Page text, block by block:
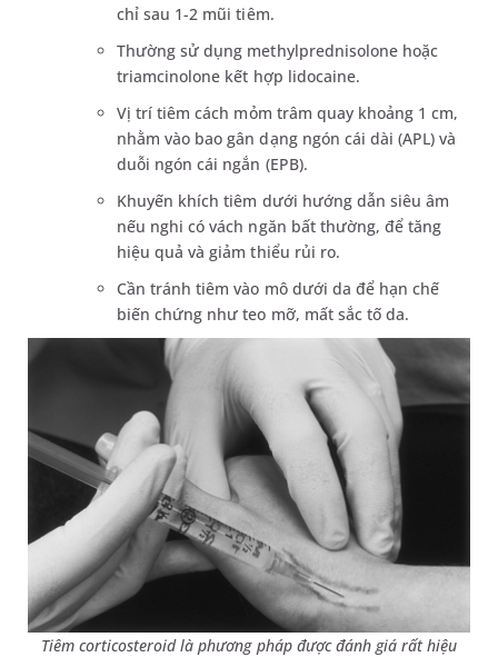
chỉ sau 1-2 mũi tiêm.
Thường sử dụng methylprednisolone hoặc
triamcinolone kết hợp lidocaine.
Vị trí tiêm cách mỏm trâm quay khoảng 1 cm,
nhằm vào bao gân dạng ngón cái dài (APL) và
duỗi ngón cái ngắn (EPB).
Khuyến khích tiêm dưới hướng dẫn siêu âm
nếu nghi có vách ngăn bất thường, để tăng
hiệu quả và giảm thiểu rủi ro.
Cần tránh tiêm vào mô dưới da để hạn chế
biến chứng như teo mỡ, mất sắc tố da.
Tiêm corticosteroid là phương pháp được đánh giá rất hiệu